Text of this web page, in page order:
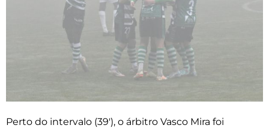
Perto do intervalo (39′), o árbitro Vasco Mira foi